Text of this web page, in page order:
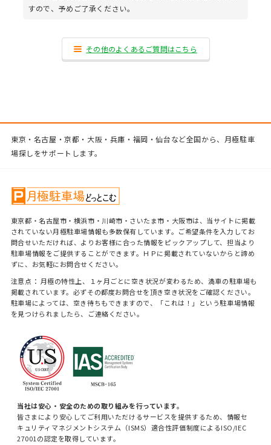
すので、予めご了承ください。
その他のよくあるご質問はこちら
東京・名古屋・京都・大阪・兵庫・福岡・仙台など全国から、月極駐車
場探しをサポートします。
東京都・名古屋市・横浜市・川崎市・さいたま市・大阪市は、当サイトに掲載
されていない月極駐車場情報も多数保有しています。ご希望条件を入力してお
問合せいただければ、よりお客様に合った情報をピックアップして、担当より
駐車場情報をご提供することができます。ＨＰに掲載されていないからと諦め
ずに、お気軽にお問合せください。
注意点： 月極の特性上、１ヶ月ごとに空き状況が変わるため、満車の駐車場も
掲載されています。必ずその都度お問合せを頂き空き状況をご確認ください。
駐車場によっては、空き待ちもできますので、「これは！」という駐車場情報
を見つけられましたら、ご連絡ください。
当社は安心・安全のための取り組みを行っています。
皆さまにより安心してご利用いただけるサービスを提供するため、情報セ
キュリティマネジメントシステム（ISMS）適合性評価制度によるISO/IEC
27001の認定を取得しています。